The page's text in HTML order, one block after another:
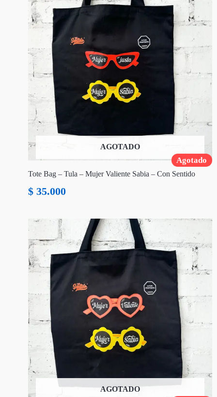
Agotado
AGOTADO
Tote Bag – Tula – Mujer Valiente Sabia – Con Sentido
$ 35.000
AGOTADO